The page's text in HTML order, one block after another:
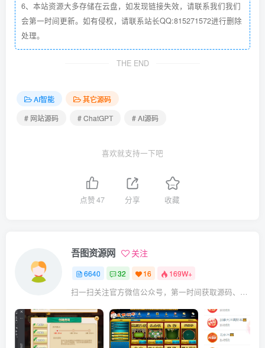
6、本站资源大多存储在云盘，如发现链接失效，请联系我们我们
会第一时间更新。如有侵权，请联系站长QQ:815271572进行删除
处理。
THE END
AI智能
其它源码
# 网站源码
# ChatGPT # AI源码
喜欢就支持一下吧
点赞47 分享 收藏
吾图资源网 关注
6640 32 16 169W+
扫一扫关注官方微信公众号，第一时间获取源码、网赚项目资源教程，自媒体等知识干货，让互联网创业赚钱更简单。